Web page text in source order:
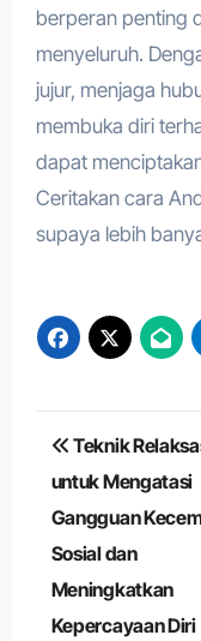
berperan penting
menyeluruh.
jujur, menjaga
membuka diri
dapat
Ceritakan cara
supaya lebih
Navigasi
pos
Teknik
untuk Mengatasi
Gangguan
Sosial dan
Meningkatkan
Kepercayaan Diri